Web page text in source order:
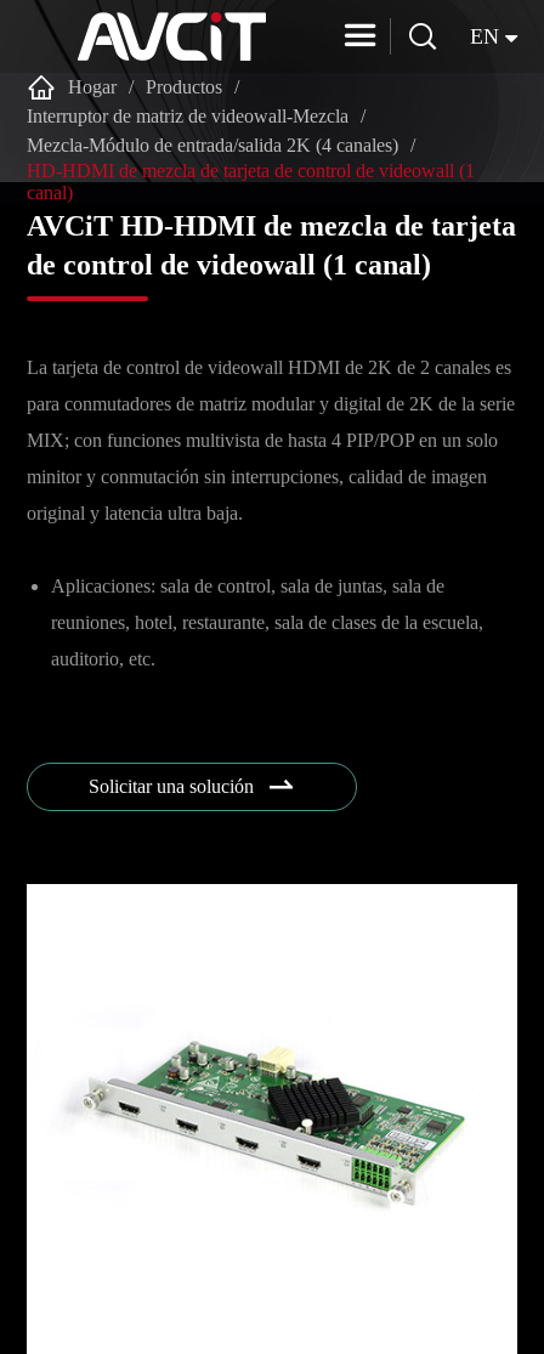
  EN
AVCiT HD-HDMI de mezcla de tarjeta
de control de videowall (1 canal)
La tarjeta de control de videowall HDMI de 2K de 2 canales es
para conmutadores de matriz modular y digital de 2K de la serie
MIX; con funciones multivista de hasta 4 PIP/POP en un solo
minitor y conmutación sin interrupciones, calidad de imagen
original y latencia ultra baja.
Aplicaciones: sala de control, sala de juntas, sala de
reuniones, hotel, restaurante, sala de clases de la escuela,
auditorio, etc.
Solicitar una solución 
 Hogar
Productos
Interruptor de matriz de videowall-Mezcla
Mezcla-Módulo de entrada/salida 2K (4 canales)
HD-HDMI de mezcla de tarjeta de control de videowall (1
canal)